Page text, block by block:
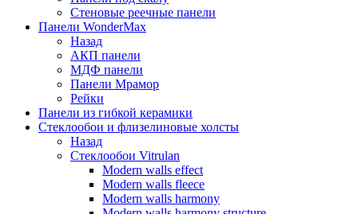
Стеновые реечные панели
Панели WonderMax
Назад
АКП панели
МДФ панели
Панели Мрамор
Рейки
Панели из гибкой керамики
Стеклообои и флизелиновые холсты
Назад
Стеклообои Vitrulan
Modern walls effect
Modern walls fleece
Modern walls harmony